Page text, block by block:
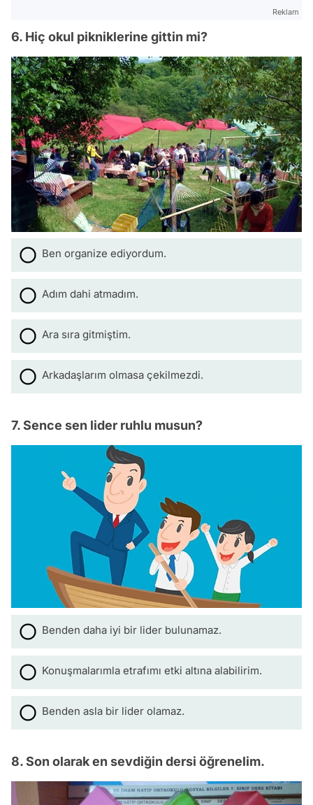
Reklam
6. Hiç okul pikniklerine gittin mi?
Ben organize ediyordum.
Adım dahi atmadım.
Ara sıra gitmiştim.
Arkadaşlarım olmasa çekilmezdi.
7. Sence sen lider ruhlu musun?
Benden daha iyi bir lider bulunamaz.
Konuşmalarımla etrafımı etki altına alabilirim.
Benden asla bir lider olamaz.
8. Son olarak en sevdiğin dersi öğrenelim.